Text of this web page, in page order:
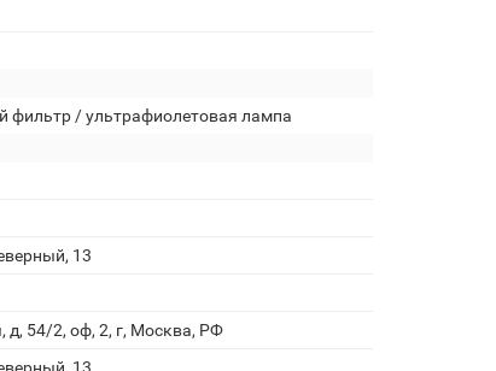
фильтр / ультрафиолетовая лампа
13
д, 54/2, оф, 2, г, Москва, РФ